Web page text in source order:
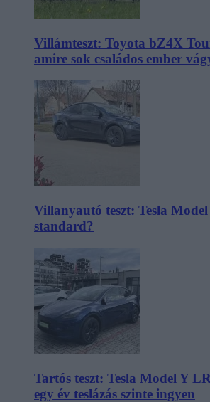
Villámteszt: Toyota bZ4X
amire sok családos ember
Villanyautó teszt: Tesla
standard?
Tartós teszt: Tesla Model Y
egy év teslázás szinte ingyen